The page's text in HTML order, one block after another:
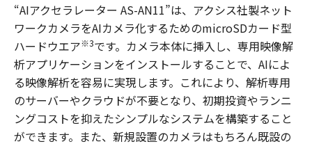
“AIアクセラレーター AS-AN11”は、アクシス社製ネット
ワークカメラをAIカメラ化するためのmicroSDカード型
ハードウエア※3です。カメラ本体に挿入し、専用映像解
析アプリケーションをインストールすることで、AIによ
る映像解析を容易に実現します。これにより、解析専用
のサーバーやクラウドが不要となり、初期投資やランニ
ングコストを抑えたシンプルなシステムを構築すること
ができます。また、新規設置のカメラはもちろん既設の